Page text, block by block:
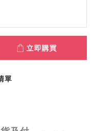
立即購買
單